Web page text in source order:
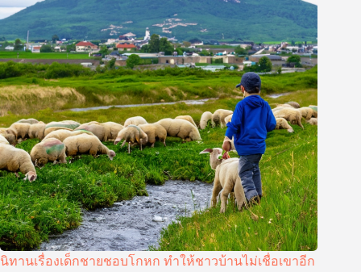
นิทานเรื่องเด็กชายชอบโกหก ทำให้ชาวบ้านไม่เชื่อเขาอีก